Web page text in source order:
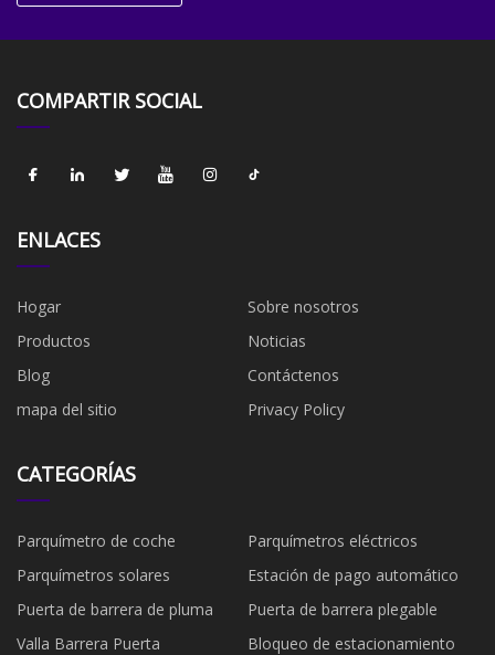
COMPARTIR SOCIAL
ENLACES
Hogar
Sobre nosotros
Productos
Noticias
Blog
Contáctenos
mapa del sitio
Privacy Policy
CATEGORÍAS
Parquímetro de coche
Parquímetros eléctricos
Parquímetros solares
Estación de pago automático
Puerta de barrera de pluma
Puerta de barrera plegable
Valla Barrera Puerta
Bloqueo de estacionamiento